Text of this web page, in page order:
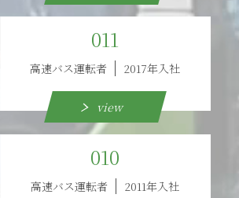
011
高速バス運転者 2017年入社
view
010
高速バス運転者 2011年入社